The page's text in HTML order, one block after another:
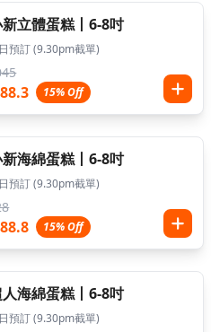
立體蛋糕丨6-8吋
預訂 (9.30pm截單)
15% Off
海綿蛋糕丨6-8吋
預訂 (9.30pm截單)
15% Off
海綿蛋糕丨6-8吋
預訂 (9.30pm截單)